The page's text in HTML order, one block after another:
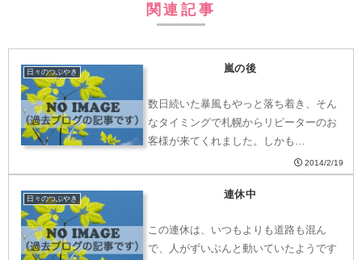
関連記事
日々のつぶやき 嵐の後
数日続いた暴風もやっと落ち着き、そん
なタイミングで札幌からリピーターのお
客様が来てくれました。しかも…
2014/2/19
日々のつぶやき 連休中
この連休は、いつもよりも道路も混ん
で、人がずいぶんと動いていたようです